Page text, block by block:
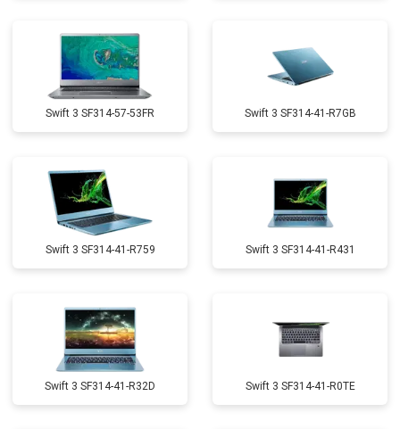
Swift 3 SF314-57-53FR Swift 3 SF314-41-R7GB
Swift 3 SF314-41-R759 Swift 3 SF314-41-R431
Swift 3 SF314-41-R32D Swift 3 SF314-41-R0TE